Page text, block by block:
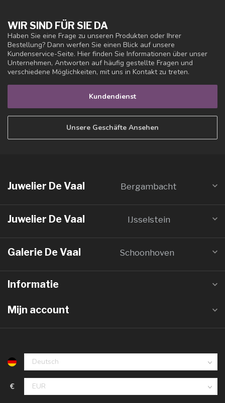
WIR SIND FÜR SIE DA
Haben Sie eine Frage zu unseren Produkten oder Ihrer
Bestellung? Dann werfen Sie einen Blick auf unsere
Kundenservice-Seite. Hier finden Sie Informationen über unser
Unternehmen, Antworten auf häufig gestellte Fragen und
verschiedene Möglichkeiten, mit uns in Kontakt zu treten.
Kundendienst
Unsere Geschäfte Ansehen
Juwelier De Vaal Bergambacht
Juwelier De Vaal IJsselstein
Galerie De Vaal Schoonhoven
Informatie
Mijn account
€